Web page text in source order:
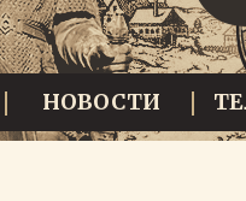
НОВОСТИ